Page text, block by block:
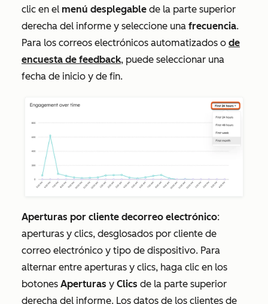
clic en el menú desplegable de la parte superior
derecha del informe y seleccione una frecuencia.
Para los correos electrónicos automatizados o de
encuesta de feedback, puede seleccionar una
fecha de inicio y de fin.
Aperturas por cliente decorreo electrónico:
aperturas y clics, desglosados por cliente de
correo electrónico y tipo de dispositivo. Para
alternar entre aperturas y clics, haga clic en los
botones Aperturas y Clics de la parte superior
derecha del informe. Los datos de los clientes de